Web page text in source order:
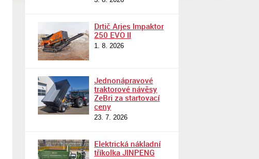
Drtič Arjes Impaktor
250 EVO II
1. 8. 2026
Jednonápravové
traktorové návěsy
ZeBri za startovací
ceny
23. 7. 2026
Elektrická nákladní
tříkolka JINPENG